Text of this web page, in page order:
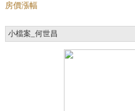
房價漲幅
小檔案_何世昌